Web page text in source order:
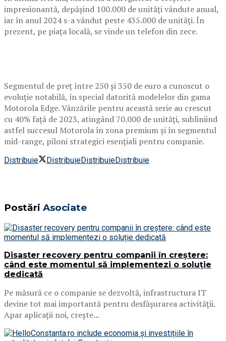
impresionantă, depășind 100.000 de unități vândute anual,
iar în anul 2024 s-a vândut peste 435.000 de unități. În
prezent, pe piața locală, se vinde un telefon din zece.
Segmentul de preț între 250 și 350 de euro a cunoscut o
evoluție notabilă, în special datorită modelelor din gama
Motorola Edge. Vânzările pentru această serie au crescut
cu 40% față de 2023, atingând 70.000 de unități, subliniind
astfel succesul Motorola în zona premium și în segmentul
mid-range, piloni strategici esențiali pentru companie.
Distribuie DistribuieDistribuieDistribuie
Postări Asociate
Disaster recovery pentru companii în creștere:
când este momentul să implementezi o soluție
dedicată
Pe măsură ce o companie se dezvoltă, infrastructura IT
devine tot mai importantă pentru desfășurarea activității.
Apar aplicații noi, crește...